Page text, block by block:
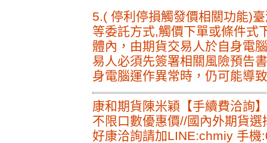
5.( 停利停損觸發價相關功能)
等委託方式,觸價下單或條件式
體內，由期貨交易人於自身電
易人必須先簽署相關風險預告
身電腦運作異常時，仍可能導
康和期貨陳米穎【手續費洽詢】
不限口數優惠價//國內外期貨
好康洽詢請加LINE:chmiy 手機